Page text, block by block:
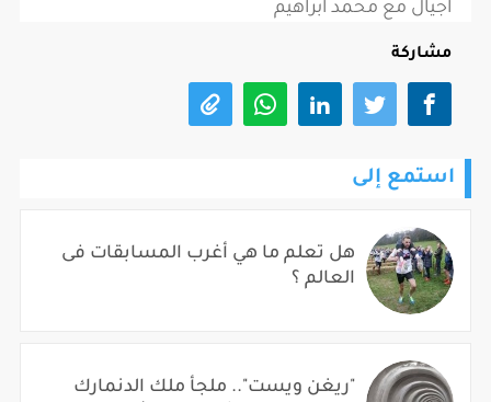
اجيال مع محمد ابراهيم
مشاركة
استمع إلى
هل تعلم ما هي أغرب المسابقات فى
العالم ؟
"ريغن ويست".. ملجأ ملك الدنمارك